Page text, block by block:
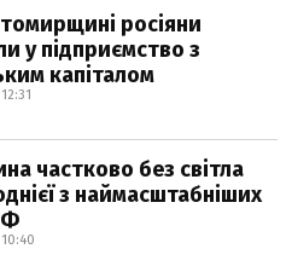
росіяни
у підприємство з
капіталом
частково без світла
з наймасштабніших